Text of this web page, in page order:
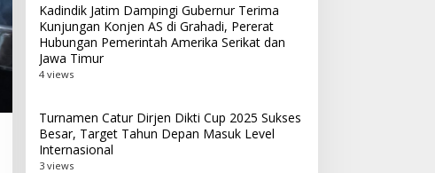
Kadindik Jatim Dampingi Gubernur Terima
Kunjungan Konjen AS di Grahadi, Pererat
Hubungan Pemerintah Amerika Serikat dan
Jawa Timur
4 views
Turnamen Catur Dirjen Dikti Cup 2025 Sukses
Besar, Target Tahun Depan Masuk Level
Internasional
3 views